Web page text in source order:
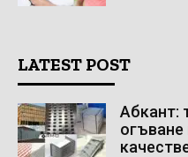
LATEST POST
Абкант:
огъване